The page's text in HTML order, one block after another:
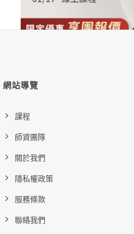
購買後有效期限：2026-12-19
網站導覽
課程
師資團隊
關於我們
隱私權政策
服務條款
聯絡我們